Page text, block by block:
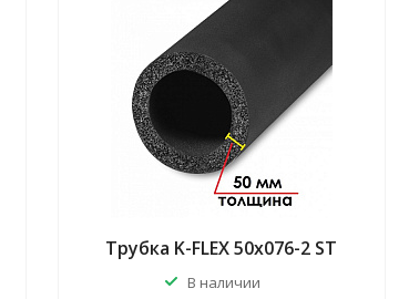
Трубка K-FLEX 50x076-2 ST
В наличии